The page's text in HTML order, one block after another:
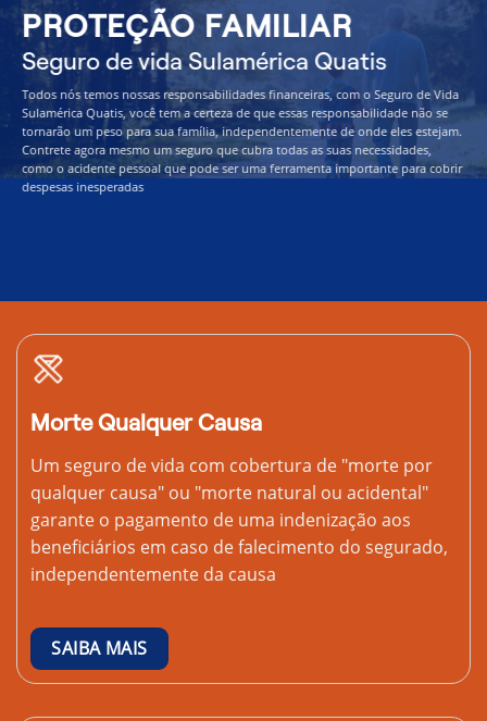
PROTEÇÃO FAMILIAR
Seguro de vida Sulamérica Quatis
Todos nós temos nossas responsabilidades financeiras, com o Seguro de Vida
Sulamérica Quatis, você tem a certeza de que essas responsabilidade não se
tornarão um peso para sua família, independentemente de onde eles estejam.
Contrete agora mesmo um seguro que cubra todas as suas necessidades,
como o acidente pessoal que pode ser uma ferramenta importante para cobrir
despesas inesperadas
Morte Qualquer Causa
Um seguro de vida com cobertura de "morte por
qualquer causa" ou "morte natural ou acidental"
garante o pagamento de uma indenização aos
beneficiários em caso de falecimento do segurado,
independentemente da causa
SAIBA MAIS